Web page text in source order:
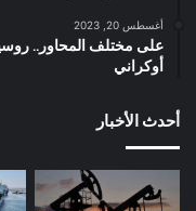
أغسطس 20, 2023
أوكراني
أحدث الأخبار